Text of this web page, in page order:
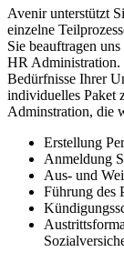
Avenir unterstützt
einzelne
Sie beauftragen
HR Administration.
Bedürfnisse Ihrer
individuelles Paket
Adminstration, die
Erstellung
Anmeldung
Aus- und
Führung des